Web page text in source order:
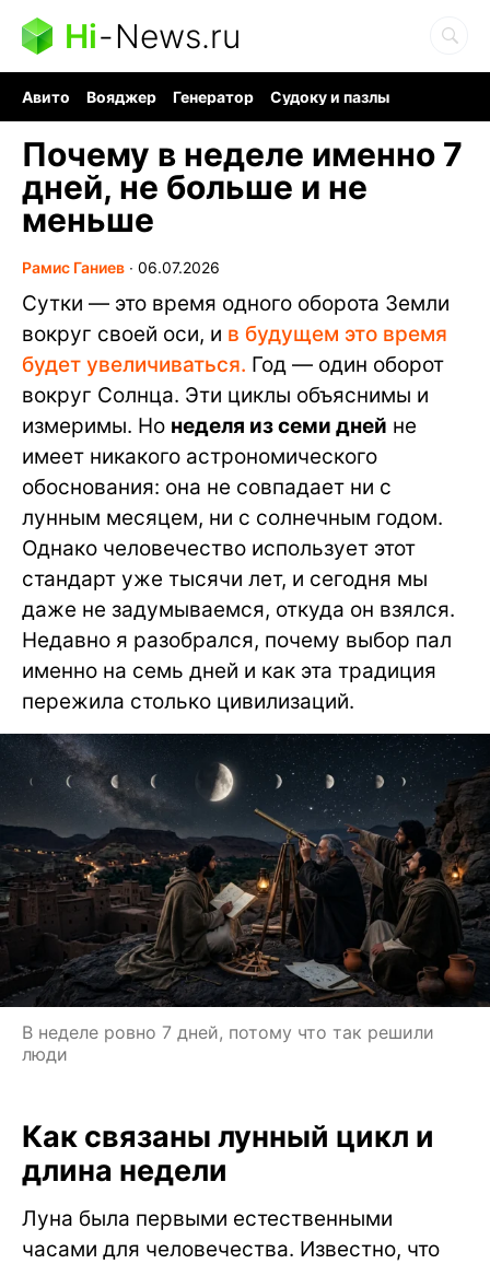
Hi-News.ru
Авито Вояджер Генератор
Судоку и пазлы
Почему в неделе именно 7
дней, не больше и не
меньше
Рамис Ганиев ∙ 06.07.2026
Сутки — это время одного оборота Земли
вокруг своей оси, и в будущем это время
будет увеличиваться. Год — один оборот
вокруг Солнца. Эти циклы объяснимы и
измеримы. Но неделя из семи дней не
имеет никакого астрономического
обоснования: она не совпадает ни с
лунным месяцем, ни с солнечным годом.
Однако человечество использует этот
стандарт уже тысячи лет, и сегодня мы
даже не задумываемся, откуда он взялся.
Недавно я разобрался, почему выбор пал
именно на семь дней и как эта традиция
пережила столько цивилизаций.
В неделе ровно 7 дней, потому что так решили
люди
Как связаны лунный цикл и
длина недели
Луна была первыми естественными
часами для человечества. Известно, что